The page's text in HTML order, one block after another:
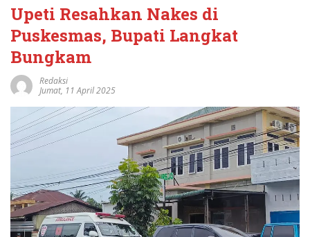
Upeti Resahkan Nakes di
Puskesmas, Bupati Langkat
Bungkam
Redaksi
Jumat, 11 April 2025